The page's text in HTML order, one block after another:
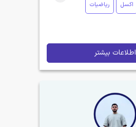
اکسل ریاضیات
اطلاعات بیشتر